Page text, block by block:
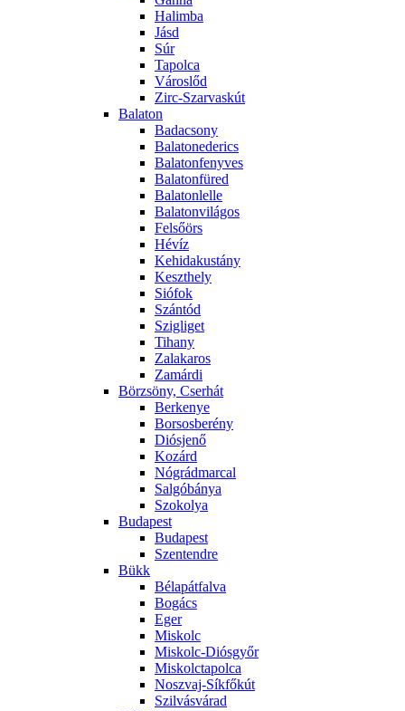
Halimba
Jásd
Súr
Tapolca
Városlőd
Zirc-Szarvaskút
Balaton
Badacsony
Balatonederics
Balatonfenyves
Balatonfüred
Balatonlelle
Balatonvilágos
Felsőörs
Hévíz
Kehidakustány
Keszthely
Siófok
Szántód
Szigliget
Tihany
Zalakaros
Zamárdi
Börzsöny, Cserhát
Berkenye
Borsosberény
Diósjenő
Kozárd
Nógrádmarcal
Salgóbánya
Szokolya
Budapest
Budapest
Szentendre
Bükk
Bélapátfalva
Bogács
Eger
Miskolc
Miskolc-Diósgyőr
Miskolctapolca
Noszvaj-Síkfőkút
Szilvásvárad